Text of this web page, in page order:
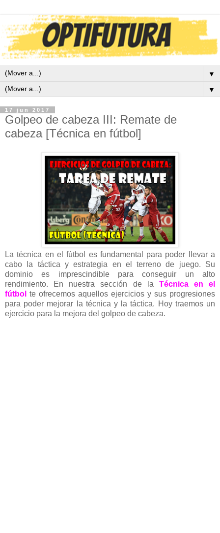
▼
▼
17 jun 2017
Golpeo de cabeza III: Remate de
cabeza [Técnica en fútbol]
La técnica en el fútbol es fundamental para poder llevar a
cabo la táctica y estrategia en el terreno de juego. Su
dominio es imprescindible para conseguir un alto
rendimiento. En nuestra sección de la Técnica en el
fútbol te ofrecemos aquellos ejercicios y sus progresiones
para poder mejorar la técnica y la táctica. Hoy traemos un
ejercicio para la mejora del golpeo de cabeza.